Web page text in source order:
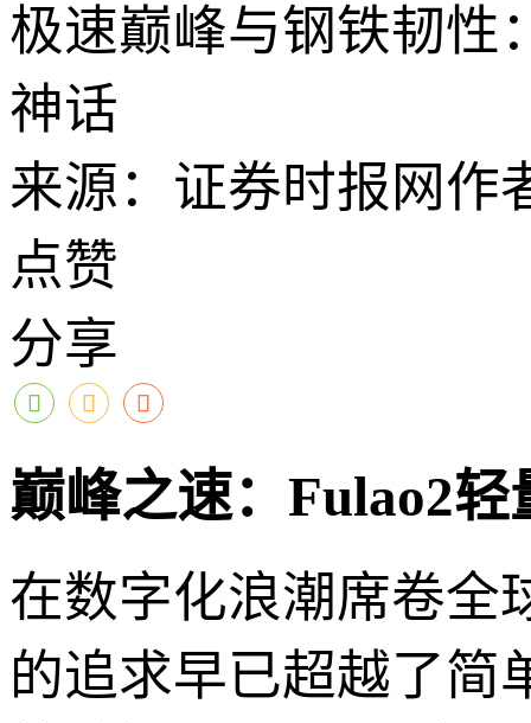
极速巅峰与钢铁韧性
神话
来源：证券时报网作
点赞
分享
巅峰之速：Fulao2
在数字化浪潮席卷全
的追求早已超越了简